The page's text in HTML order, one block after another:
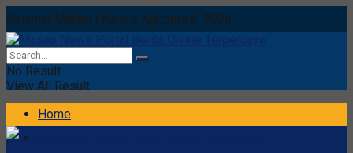
Selamat Malam | Kamis, Agustus 6, 2026
No Result
View All Result
Home